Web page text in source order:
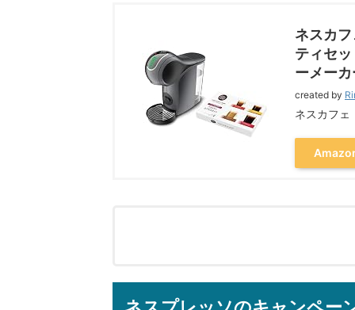
ネスカ
ティセ
ーメー
created by
ネスカフェ